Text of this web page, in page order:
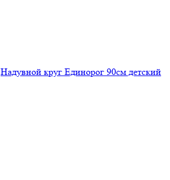
Надувной круг Единорог 90см детский